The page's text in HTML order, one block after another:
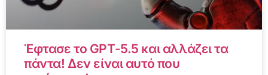
Έφτασε το GPT-5.5 και αλλάζει τα
πάντα! Δεν είναι αυτό που